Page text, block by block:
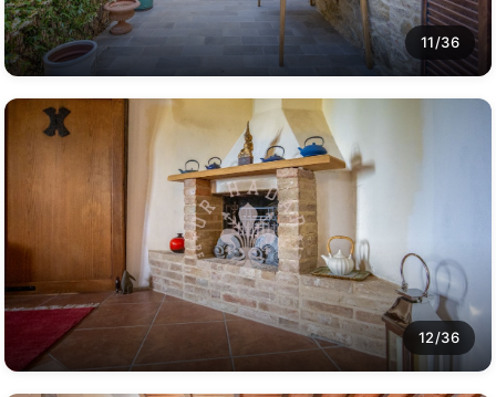
11/36
12/36